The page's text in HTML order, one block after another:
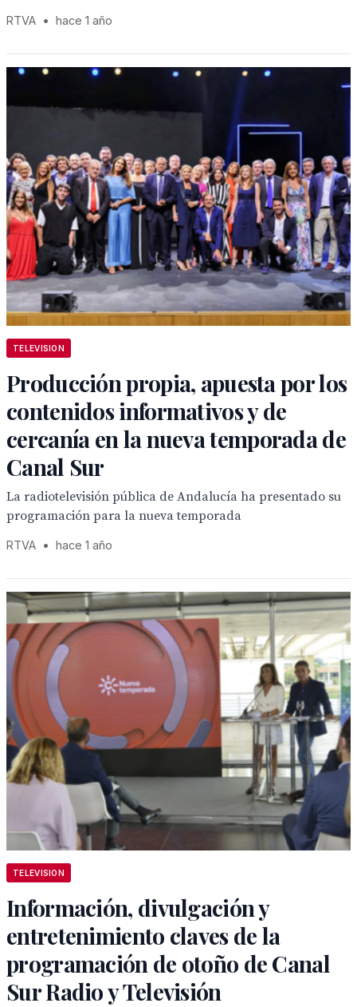
RTVA • hace 1 año
TELEVISION
Producción propia, apuesta por los
contenidos informativos y de
cercanía en la nueva temporada de
Canal Sur
La radiotelevisión pública de Andalucía ha presentado su
programación para la nueva temporada
RTVA • hace 1 año
TELEVISION
Información, divulgación y
entretenimiento claves de la
programación de otoño de Canal
Sur Radio y Televisión